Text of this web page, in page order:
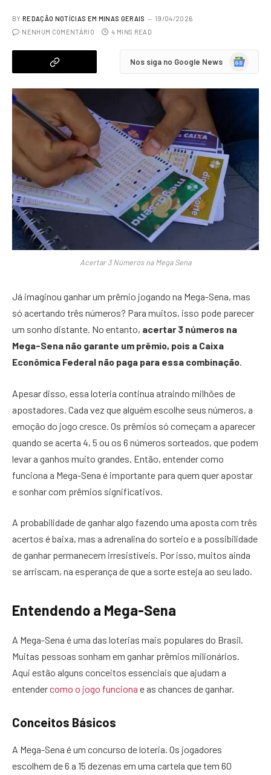
BY REDAÇÃO NOTÍCIAS EM MINAS GERAIS
19/04/2026
NENHUM COMENTÁRIO
4 MINS READ
Nos siga no Google News
Google
Acertar 3 Números na Mega Sena
Já imaginou ganhar um prêmio jogando na Mega-Sena, mas
só acertando três números? Para muitos, isso pode parecer
um sonho distante. No entanto, acertar 3 números na
Mega-Sena não garante um prêmio, pois a Caixa
Econômica Federal não paga para essa combinação.
Apesar disso, essa loteria continua atraindo milhões de
apostadores. Cada vez que alguém escolhe seus números, a
emoção do jogo cresce. Os prêmios só começam a aparecer
quando se acerta 4, 5 ou os 6 números sorteados, que podem
levar a ganhos muito grandes. Então, entender como
funciona a Mega-Sena é importante para quem quer apostar
e sonhar com prêmios significativos.
A probabilidade de ganhar algo fazendo uma aposta com três
acertos é baixa, mas a adrenalina do sorteio e a possibilidade
de ganhar permanecem irresistíveis. Por isso, muitos ainda
se arriscam, na esperança de que a sorte esteja ao seu lado.
Entendendo a Mega-Sena
A Mega-Sena é uma das loterias mais populares do Brasil.
Muitas pessoas sonham em ganhar prêmios milionários.
Aqui estão alguns conceitos essenciais que ajudam a
entendercomo o jogo funciona e as chances de ganhar.
Conceitos Básicos
A Mega-Sena é um concurso de loteria. Os jogadores
escolhem de 6 a 15 dezenas em uma cartela que tem 60